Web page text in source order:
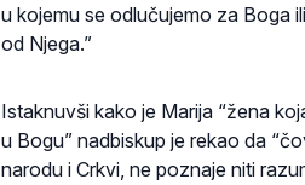
u kojemu se odlučujemo za Boga
od Njega.”
Istaknuvši kako je Marija “žena
u Bogu” nadbiskup je rekao da
narodu i Crkvi, ne poznaje niti